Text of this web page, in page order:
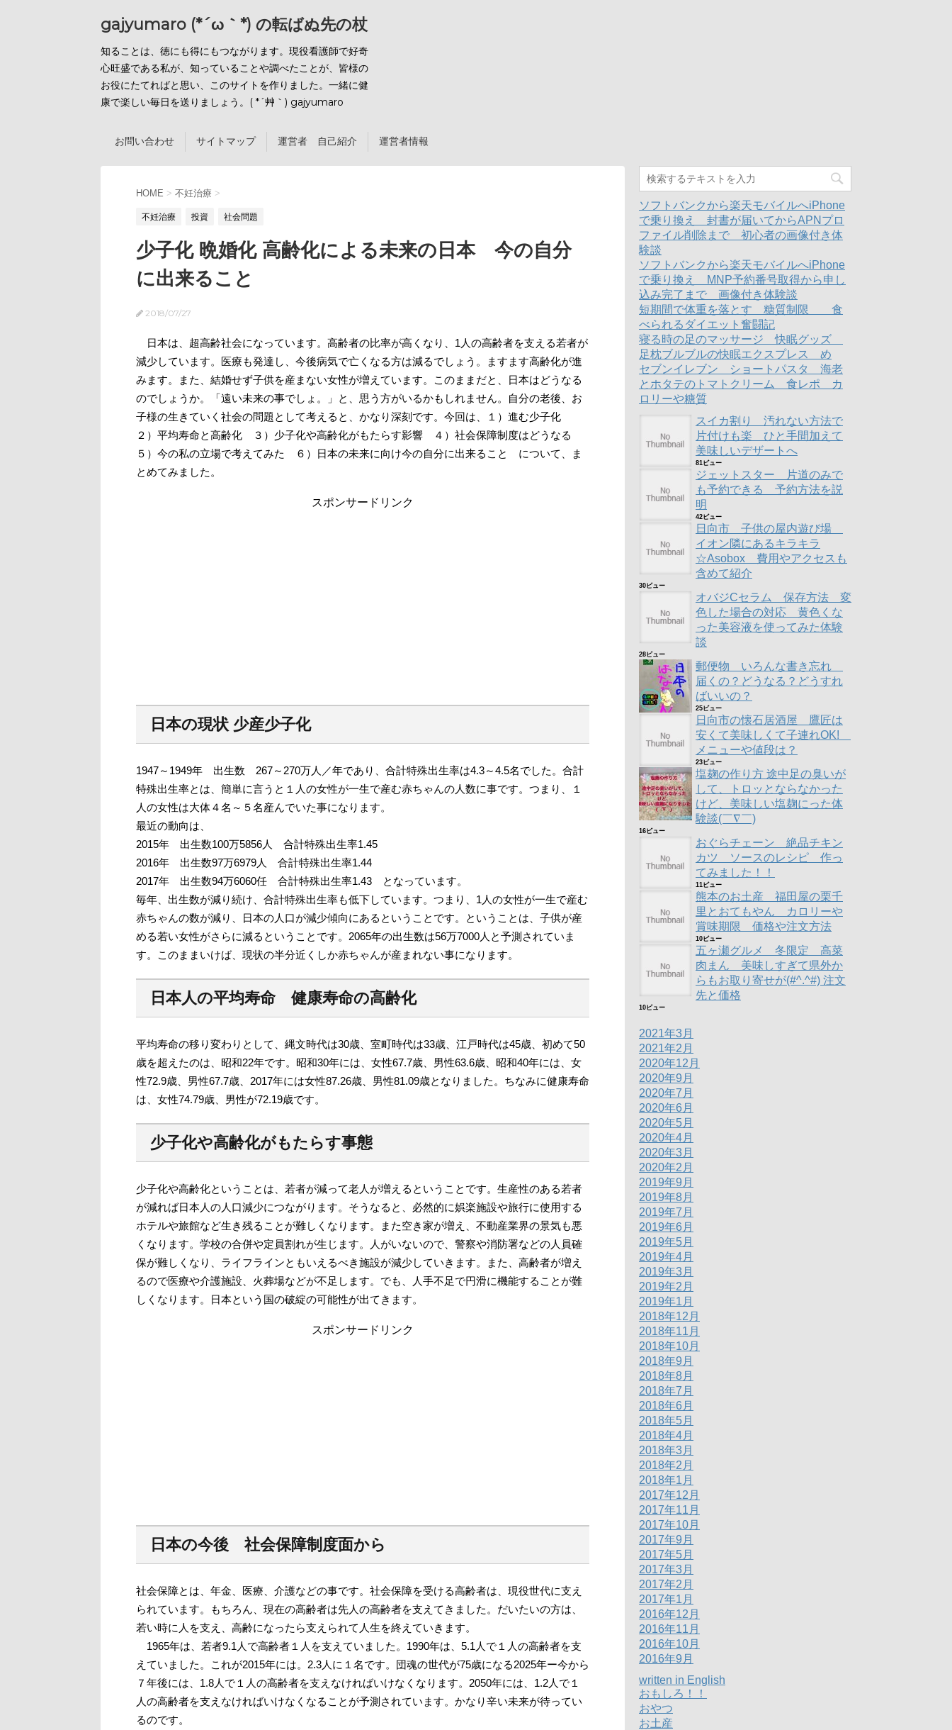
gajyumaro (*´ω｀*) の転ばぬ先の杖
知ることは、徳にも得にもつながります。現役看護師で好奇
心旺盛である私が、知っていることや調べたことが、皆様の
お役にたてればと思い、このサイトを作りました。一緒に健
康で楽しい毎日を送りましょう。( *´艸｀) gajyumaro
お問い合わせ サイトマップ 運営者 自己紹介 運営者情報
HOME > 不妊治療 >
不妊治療 投資 社会問題
少子化 晩婚化 高齢化による未来の日本 今の自分
に出来ること
2018/07/27
日本は、超高齢社会になっています。高齢者の比率が高くなり、1人の高齢者を支える若者が
減少しています。医療も発達し、今後病気で亡くなる方は減るでしょう。ますます高齢化が進
みます。また、結婚せず子供を産まない女性が増えています。このままだと、日本はどうなる
のでしょうか。「遠い未来の事でしょ。」と、思う方がいるかもしれません。自分の老後、お
子様の生きていく社会の問題として考えると、かなり深刻です。今回は、１）進む少子化
２）平均寿命と高齢化 ３）少子化や高齢化がもたらす影響 ４）社会保障制度はどうなる
５）今の私の立場で考えてみた ６）日本の未来に向け今の自分に出来ること について、ま
とめてみました。
スポンサードリンク
日本の現状 少産少子化
1947～1949年 出生数 267～270万人／年であり、合計特殊出生率は4.3～4.5名でした。合計
特殊出生率とは、簡単に言うと１人の女性が一生で産む赤ちゃんの人数に事です。つまり、１
人の女性は大体４名～５名産んでいた事になります。
最近の動向は、
2015年 出生数100万5856人 合計特殊出生率1.45
2016年 出生数97万6979人 合計特殊出生率1.44
2017年 出生数94万6060任 合計特殊出生率1.43 となっています。
毎年、出生数が減り続け、合計特殊出生率も低下しています。つまり、1人の女性が一生で産む
赤ちゃんの数が減り、日本の人口が減少傾向にあるということです。ということは、子供が産
める若い女性がさらに減るということです。2065年の出生数は56万7000人と予測されていま
す。このままいけば、現状の半分近くしか赤ちゃんが産まれない事になります。
日本人の平均寿命 健康寿命の高齢化
平均寿命の移り変わりとして、縄文時代は30歳、室町時代は33歳、江戸時代は45歳、初めて50
歳を超えたのは、昭和22年です。昭和30年には、女性67.7歳、男性63.6歳、昭和40年には、女
性72.9歳、男性67.7歳、2017年には女性87.26歳、男性81.09歳となりました。ちなみに健康寿命
は、女性74.79歳、男性が72.19歳です。
少子化や高齢化がもたらす事態
少子化や高齢化ということは、若者が減って老人が増えるということです。生産性のある若者
が減れば日本人の人口減少につながります。そうなると、必然的に娯楽施設や旅行に使用する
ホテルや旅館など生き残ることが難しくなります。また空き家が増え、不動産業界の景気も悪
くなります。学校の合併や定員割れが生じます。人がいないので、警察や消防署などの人員確
保が難しくなり、ライフラインともいえるべき施設が減少していきます。また、高齢者が増え
るので医療や介護施設、火葬場などが不足します。でも、人手不足で円滑に機能することが難
しくなります。日本という国の破綻の可能性が出てきます。
スポンサードリンク
日本の今後 社会保障制度面から
社会保障とは、年金、医療、介護などの事です。社会保障を受ける高齢者は、現役世代に支え
られています。もちろん、現在の高齢者は先人の高齢者を支えてきました。だいたいの方は、
若い時に人を支え、高齢になったら支えられて人生を終えていきます。
1965年は、若者9.1人で高齢者１人を支えていました。1990年は、5.1人で１人の高齢者を支
えていました。これが2015年には。2.3人に１名です。団魂の世代が75歳になる2025年ー今から
７年後には、1.8人で１人の高齢者を支えなければいけなくなります。2050年には、1.2人で１
人の高齢者を支えなければいけなくなることが予測されています。かなり辛い未来が待ってい
るのです。
ソフトバンクから楽天モバイルへiPhone
で乗り換え 封書が届いてからAPNプロ
ファイル削除まで 初心者の画像付き体
験談
ソフトバンクから楽天モバイルへiPhone
で乗り換え MNP予約番号取得から申し
込み完了まで 画像付き体験談
短期間で体重を落とす 糖質制限 食
べられるダイエット奮闘記
寝る時の足のマッサージ 快眠グッズ
足枕ブルブルの快眠エクスプレス め
セブンイレブン ショートパスタ 海老
とホタテのトマトクリーム 食レポ カ
ロリーや糖質
スイカ割り 汚れない方法で
片付けも楽 ひと手間加えて
美味しいデザートへ
81ビュー
ジェットスター 片道のみで
も予約できる 予約方法を説
明
42ビュー
日向市 子供の屋内遊び場
イオン隣にあるキラキラ
☆Asobox 費用やアクセスも
含めて紹介
30ビュー
オバジCセラム 保存方法 変
色した場合の対応 黄色くな
った美容液を使ってみた体験
談
28ビュー
郵便物 いろんな書き忘れ
届くの？どうなる？どうすれ
ばいいの？
25ビュー
日向市の懐石居酒屋 鷹匠は
安くて美味しくて子連れOK!
メニューや値段は？
23ビュー
塩麹の作り方 途中足の臭いが
して、トロッとならなかった
けど、美味しい塩麹にった体
験談(￣∇￣)
16ビュー
おぐらチェーン 絶品チキン
カツ ソースのレシピ 作っ
てみました！！
11ビュー
熊本のお土産 福田屋の栗千
里とおてもやん カロリーや
賞味期限 価格や注文方法
10ビュー
五ヶ瀬グルメ 冬限定 高菜
肉まん 美味しすぎて県外か
らもお取り寄せが(#^.^#) 注文
先と価格
10ビュー
2021年3月
2021年2月
2020年12月
2020年9月
2020年7月
2020年6月
2020年5月
2020年4月
2020年3月
2020年2月
2019年9月
2019年8月
2019年7月
2019年6月
2019年5月
2019年4月
2019年3月
2019年2月
2019年1月
2018年12月
2018年11月
2018年10月
2018年9月
2018年8月
2018年7月
2018年6月
2018年5月
2018年4月
2018年3月
2018年2月
2018年1月
2017年12月
2017年11月
2017年10月
2017年9月
2017年5月
2017年3月
2017年2月
2017年1月
2016年12月
2016年11月
2016年10月
2016年9月
written in English
おもしろ！！
おやつ
お土産